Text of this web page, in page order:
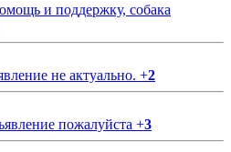
и поддержку, собака
не актуально. +2
пожалуйста +3